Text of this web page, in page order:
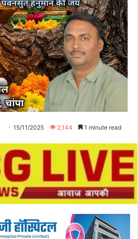
15/11/2025 2,144 1 minute read